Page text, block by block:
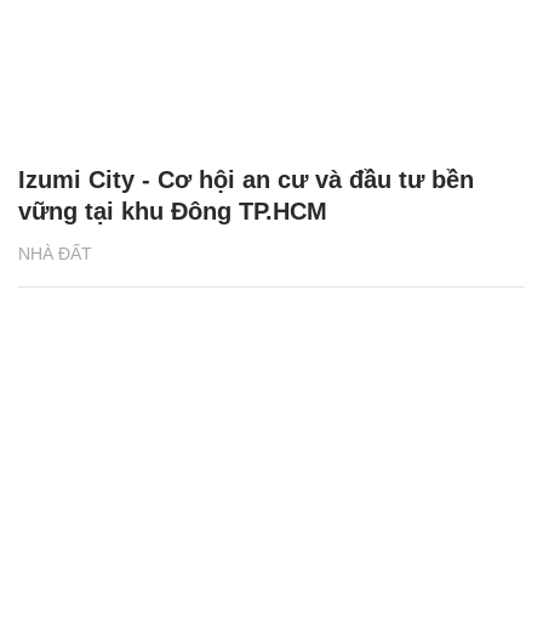
NHÀ ĐẤT
Izumi City - Cơ hội an cư và đầu tư bền
vững tại khu Đông TP.HCM